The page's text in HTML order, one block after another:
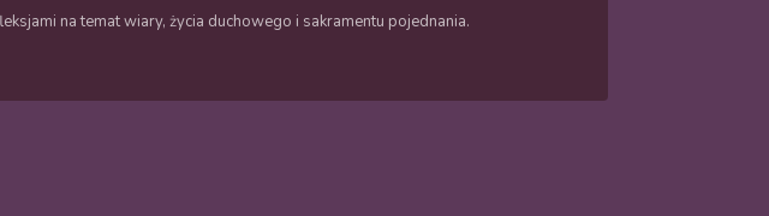
na temat wiary, życia duchowego i sakramentu pojednania.